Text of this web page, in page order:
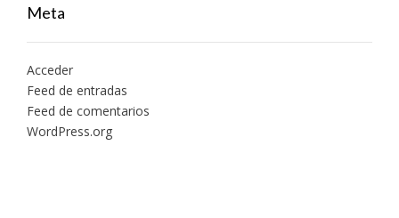
Meta
Acceder
Feed de entradas
Feed de comentarios
WordPress.org